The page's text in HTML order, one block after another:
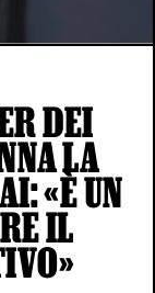
DEI
LA
«È UN
IL